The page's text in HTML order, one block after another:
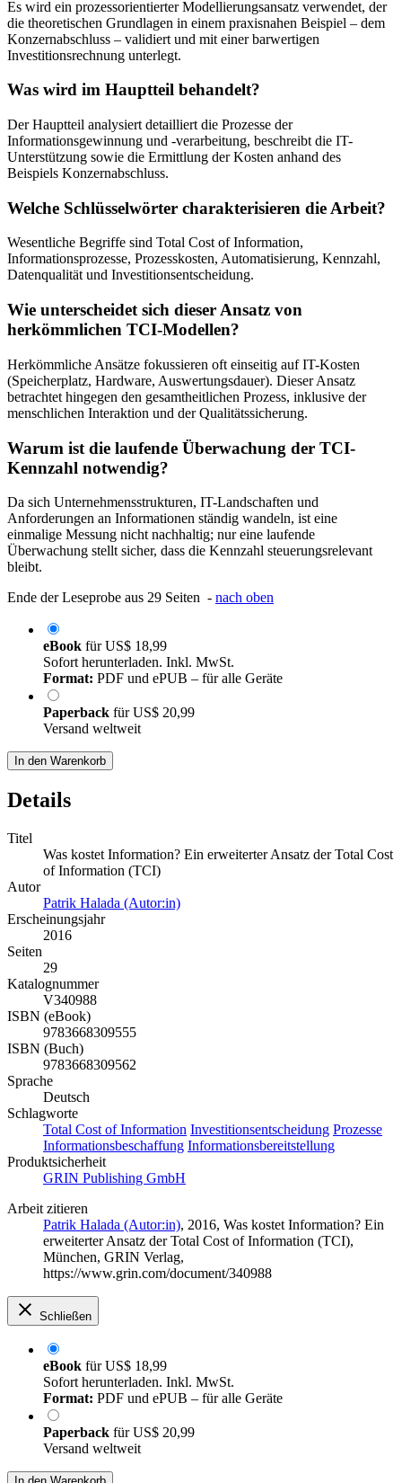
Es wird ein prozessorientierter Modellierungsansatz verwendet, der
die theoretischen Grundlagen in einem praxisnahen Beispiel – dem
Konzernabschluss – validiert und mit einer barwertigen
Investitionsrechnung unterlegt.
Was wird im Hauptteil behandelt?
Der Hauptteil analysiert detailliert die Prozesse der
Informationsgewinnung und -verarbeitung, beschreibt die IT-
Unterstützung sowie die Ermittlung der Kosten anhand des
Beispiels Konzernabschluss.
Welche Schlüsselwörter charakterisieren die Arbeit?
Wesentliche Begriffe sind Total Cost of Information,
Informationsprozesse, Prozesskosten, Automatisierung, Kennzahl,
Datenqualität und Investitionsentscheidung.
Wie unterscheidet sich dieser Ansatz von
herkömmlichen TCI-Modellen?
Herkömmliche Ansätze fokussieren oft einseitig auf IT-Kosten
(Speicherplatz, Hardware, Auswertungsdauer). Dieser Ansatz
betrachtet hingegen den gesamtheitlichen Prozess, inklusive der
menschlichen Interaktion und der Qualitätssicherung.
Warum ist die laufende Überwachung der TCI-
Kennzahl notwendig?
Da sich Unternehmensstrukturen, IT-Landschaften und
Anforderungen an Informationen ständig wandeln, ist eine
einmalige Messung nicht nachhaltig; nur eine laufende
Überwachung stellt sicher, dass die Kennzahl steuerungsrelevant
bleibt.
Ende der Leseprobe aus 29 Seiten - nach oben
eBook fürUS$ 18,99
Sofort herunterladen. Inkl. MwSt.
Format: PDF und ePUB – für alle Geräte
Paperback fürUS$ 20,99
Versand weltweit
In den Warenkorb
Details
Titel
Was kostet Information? Ein erweiterter Ansatz der Total Cost
of Information (TCI)
Autor
Patrik Halada (Autor:in)
Erscheinungsjahr
2016
Seiten
29
Katalognummer
V340988
ISBN (eBook)
9783668309555
ISBN (Buch)
9783668309562
Sprache
Deutsch
Schlagworte
Total Cost of Information Investitionsentscheidung Prozesse
Informationsbeschaffung Informationsbereitstellung
Produktsicherheit
GRIN Publishing GmbH
Arbeit zitieren
Patrik Halada (Autor:in), 2016, Was kostet Information? Ein
erweiterter Ansatz der Total Cost of Information (TCI),
München, GRIN Verlag,
https://www.grin.com/document/340988
Schließen
eBook fürUS$ 18,99
Sofort herunterladen. Inkl. MwSt.
Format: PDF und ePUB – für alle Geräte
Paperback fürUS$ 20,99
Versand weltweit